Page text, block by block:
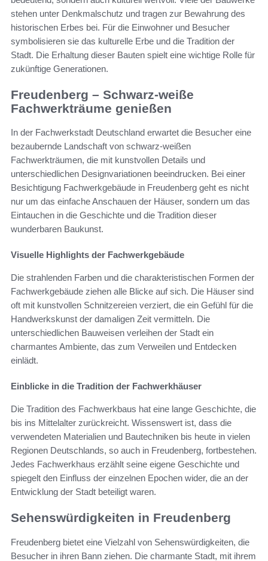
stehen unter Denkmalschutz und tragen zur Bewahrung des
historischen Erbes bei. Für die Einwohner und Besucher
symbolisieren sie das kulturelle Erbe und die Tradition der
Stadt. Die Erhaltung dieser Bauten spielt eine wichtige Rolle für
zukünftige Generationen.
Freudenberg – Schwarz-weiße
Fachwerkträume genießen
In der Fachwerkstadt Deutschland erwartet die Besucher eine
bezaubernde Landschaft von schwarz-weißen
Fachwerkträumen, die mit kunstvollen Details und
unterschiedlichen Designvariationen beeindrucken. Bei einer
Besichtigung Fachwerkgebäude in Freudenberg geht es nicht
nur um das einfache Anschauen der Häuser, sondern um das
Eintauchen in die Geschichte und die Tradition dieser
wunderbaren Baukunst.
Visuelle Highlights der Fachwerkgebäude
Die strahlenden Farben und die charakteristischen Formen der
Fachwerkgebäude ziehen alle Blicke auf sich. Die Häuser sind
oft mit kunstvollen Schnitzereien verziert, die ein Gefühl für die
Handwerkskunst der damaligen Zeit vermitteln. Die
unterschiedlichen Bauweisen verleihen der Stadt ein
charmantes Ambiente, das zum Verweilen und Entdecken
einlädt.
Einblicke in die Tradition der Fachwerkhäuser
Die Tradition des Fachwerkbaus hat eine lange Geschichte, die
bis ins Mittelalter zurückreicht. Wissenswert ist, dass die
verwendeten Materialien und Bautechniken bis heute in vielen
Regionen Deutschlands, so auch in Freudenberg, fortbestehen.
Jedes Fachwerkhaus erzählt seine eigene Geschichte und
spiegelt den Einfluss der einzelnen Epochen wider, die an der
Entwicklung der Stadt beteiligt waren.
Sehenswürdigkeiten in Freudenberg
Freudenberg bietet eine Vielzahl von Sehenswürdigkeiten, die
Besucher in ihren Bann ziehen. Die charmante Stadt, mit ihrem